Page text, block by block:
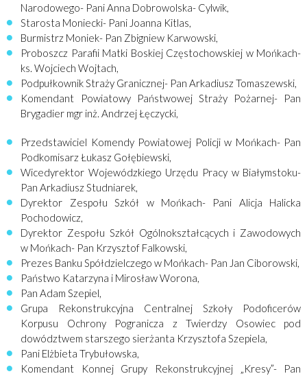
Narodowego- Pani Anna Dobrowolska- Cylwik,
Starosta Moniecki- Pani Joanna Kitlas,
Burmistrz Moniek- Pan Zbigniew Karwowski,
Proboszcz Parafii Matki Boskiej Częstochowskiej w Mońkach-
ks. Wojciech Wojtach,
Podpułkownik Straży Granicznej- Pan Arkadiusz Tomaszewski,
Komendant Powiatowy Państwowej Straży Pożarnej- Pan
Brygadier mgr inż. Andrzej Łęczycki,
Przedstawiciel Komendy Powiatowej Policji w Mońkach- Pan
Podkomisarz Łukasz Gołębiewski,
Wicedyrektor Wojewódzkiego Urzędu Pracy w Białymstoku-
Pan Arkadiusz Studniarek,
Dyrektor Zespołu Szkół w Mońkach- Pani Alicja Halicka
Pochodowicz,
Dyrektor Zespołu Szkół Ogólnokształcących i Zawodowych
w Mońkach- Pan Krzysztof Falkowski,
Prezes Banku Spółdzielczego w Mońkach- Pan Jan Ciborowski,
Państwo Katarzyna i Mirosław Worona,
Pan Adam Szepiel,
Grupa Rekonstrukcyjna Centralnej Szkoły Podoficerów
Korpusu Ochrony Pogranicza z Twierdzy Osowiec pod
dowództwem starszego sierżanta Krzysztofa Szepiela,
Pani Elżbieta Trybułowska,
Komendant Konnej Grupy Rekonstrukcyjnej „Kresy”- Pan